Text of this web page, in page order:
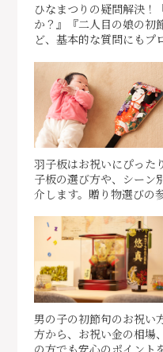
ひなまつりの疑問解決！
か？』『二人目の娘の初
ど、基本的な質問にもプ
羽子板はお祝いにぴった
子板の選び方や、シーン
介します。贈り物選びの
男の子の初節句のお祝い
方から、お祝い金の相場
の方でも安心のポイント